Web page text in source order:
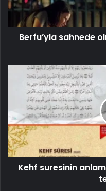
Berfu’yla sahnede
Kehf suresinin